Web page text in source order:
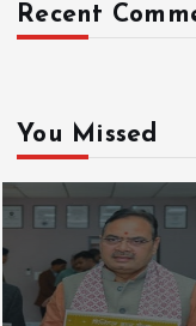
Recent
You Missed